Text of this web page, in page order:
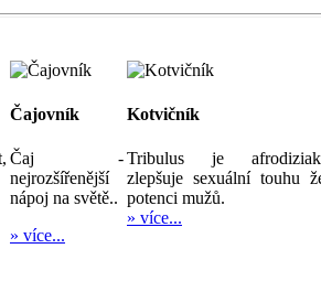
Čajovník
Čaj -
nejrozšířenější
nápoj na světě..
» více...
Kotvičník
Tribulus je
zlepšuje sexuální touhu
potenci mužů.
» více...